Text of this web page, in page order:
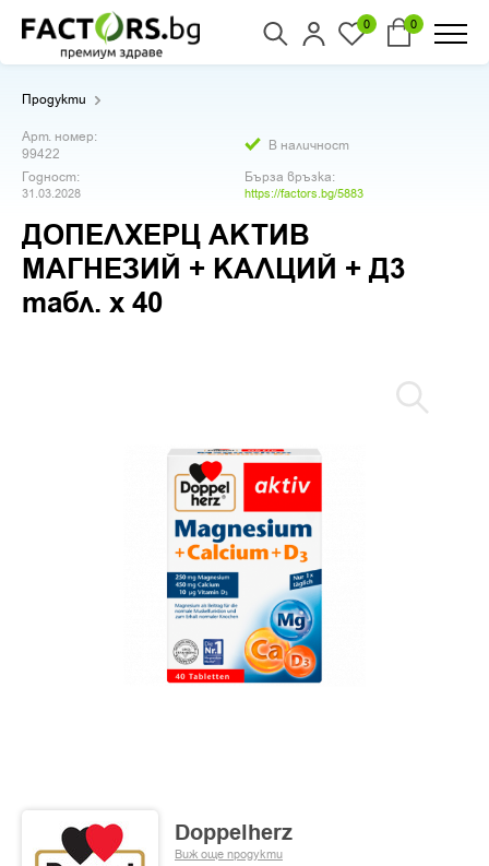
0 0
Продукти
Арт. номер:
99422
В наличност
Годност:
31.03.2028
Бърза връзка:
https://factors.bg/5883
ДОПЕЛХЕРЦ АКТИВ
МАГНЕЗИЙ + КАЛЦИЙ + Д3
табл. х 40
Doppelherz
Виж още продукти